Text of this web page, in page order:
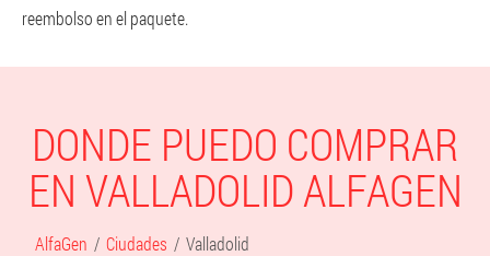
reembolso en el paquete.
DONDE PUEDO COMPRAR
EN VALLADOLID ALFAGEN
AlfaGen Ciudades Valladolid